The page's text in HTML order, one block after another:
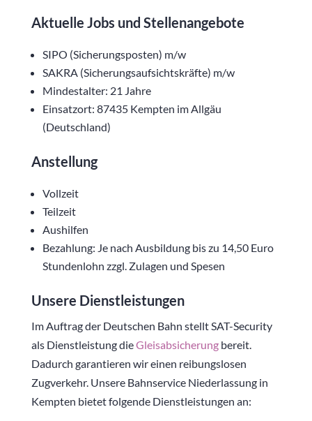
Aktuelle Jobs und Stellenangebote
SIPO (Sicherungsposten) m/w
SAKRA (Sicherungsaufsichtskräfte) m/w
Mindestalter: 21 Jahre
Einsatzort: 87435 Kempten im Allgäu
(Deutschland)
Anstellung
Vollzeit
Teilzeit
Aushilfen
Bezahlung: Je nach Ausbildung bis zu 14,50 Euro
Stundenlohn zzgl. Zulagen und Spesen
Unsere Dienstleistungen
Im Auftrag der Deutschen Bahn stellt SAT-Security
als Dienstleistung dieGleisabsicherungbereit.
Dadurch garantieren wir einen reibungslosen
Zugverkehr. Unsere Bahnservice Niederlassung in
Kempten bietet folgende Dienstleistungen an: